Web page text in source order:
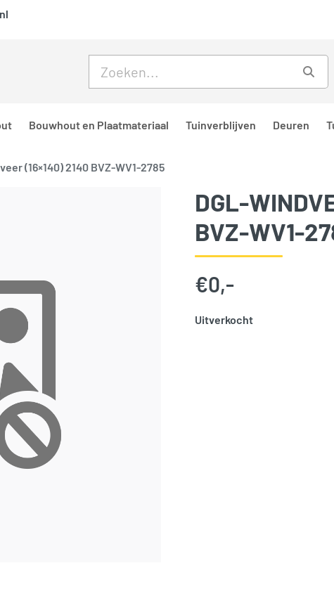
Bouwhout en Plaatmateriaal Tuinverblijven Deuren
(16×140) 2140 BVZ-WV1-2785
DGL-
BVZ-WV1-
€0,-
Uitverkocht